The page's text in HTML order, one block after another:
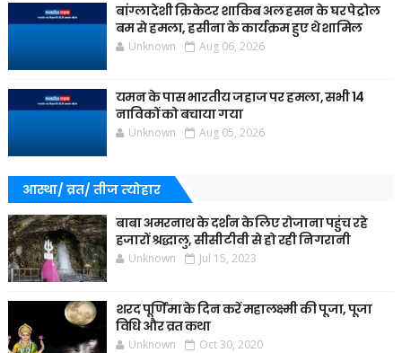
बांग्लादेशी क्रिकेटर शाकिब अल हसन के घर पेट्रोल
बम से हमला, हसीना के कार्यक्रम हुए थे शामिल
Unknown Aug 06, 2026
यमन के पास भारतीय जहाज पर हमला, सभी 14
नाविकों को बचाया गया
Unknown Aug 05, 2026
आस्था/ व्रत/ तीज त्‍योहार
बाबा अमरनाथ के दर्शन के लिए रोजाना पहुंच रहे
हजारों श्रद्धालु, सीसीटीवी से हो रही निगरानी
Unknown Jul 15, 2023
शरद पूर्णिमा के दिन करें महालक्ष्मी की पूजा, पूजा
विधि और व्रत कथा
Unknown Oct 30, 2020